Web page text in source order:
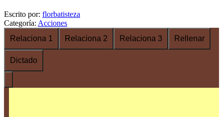
Escrito por: florbatisteza
Categoría: Acciones
Relaciona 1
Relaciona 2 Relaciona 3 Rellenar
Dictado